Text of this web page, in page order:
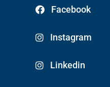
Facebook
Instagram
Linkedin